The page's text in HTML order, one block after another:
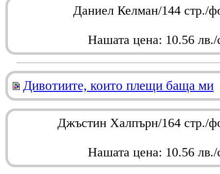
Даниел Келман/144 стр./
Нашата цена: 10.56 лв./
Дивотиите, които плещи баща ми
Джъстин Халпърн/164 стр./
Нашата цена: 10.56 лв./